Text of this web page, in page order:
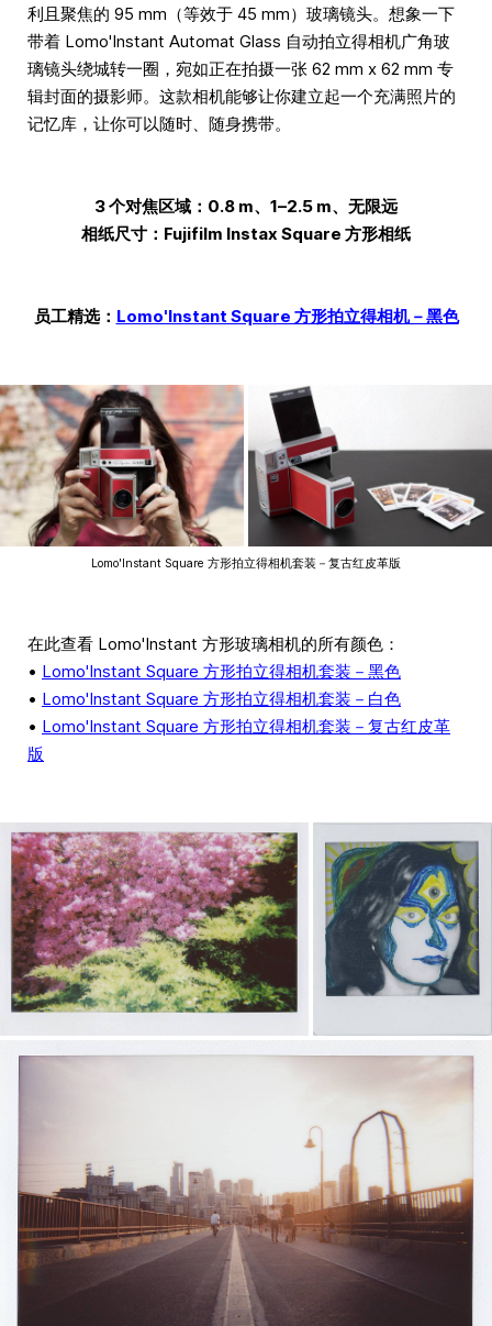
利且聚焦的 95 mm（等效于 45 mm）玻璃镜头。想象一下
带着 Lomo'Instant Automat Glass 自动拍立得相机广角玻
璃镜头绕城转一圈，宛如正在拍摄一张 62 mm x 62 mm 专
辑封面的摄影师。这款相机能够让你建立起一个充满照片的
记忆库，让你可以随时、随身携带。
3 个对焦区域：0.8 m、1–2.5 m、无限远
相纸尺寸：Fujifilm Instax Square 方形相纸
员工精选： Lomo'Instant Square 方形拍立得相机－黑色
Lomo'Instant Square 方形拍立得相机套装－复古红皮革版
在此查看 Lomo'Instant 方形玻璃相机的所有颜色：
• Lomo'Instant Square 方形拍立得相机套装－黑色
• Lomo'Instant Square 方形拍立得相机套装－白色
• Lomo'Instant Square 方形拍立得相机套装－复古红皮革
版